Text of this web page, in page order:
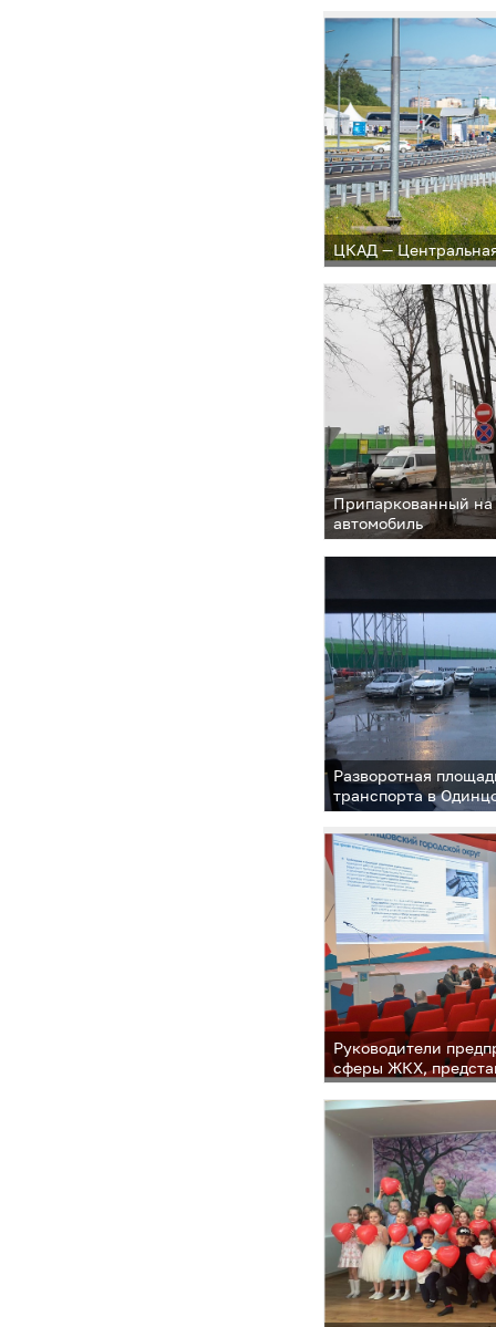
ЦКАД —
Припаркованный
автомобиль
Разворотная
транспорта в
Руководители
сферы ЖКХ,
МКД, регионального
многоквартирных
в администрации
округа